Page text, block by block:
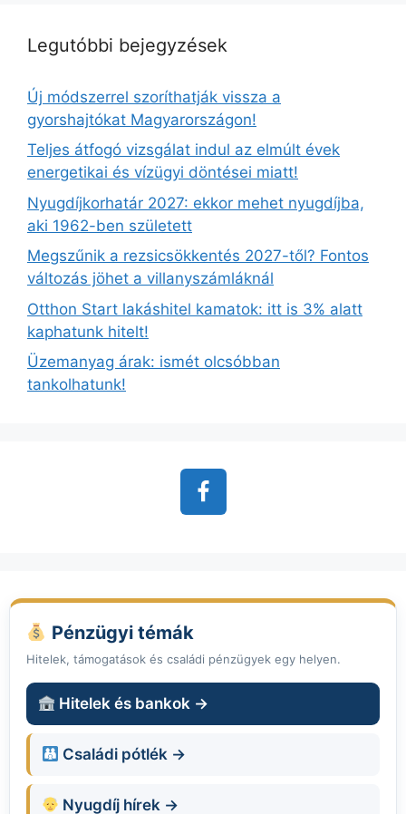
Legutóbbi bejegyzések
Új módszerrel szoríthatják vissza a
gyorshajtókat Magyarországon!
Teljes átfogó vizsgálat indul az elmúlt évek
energetikai és vízügyi döntései miatt!
Nyugdíjkorhatár 2027: ekkor mehet nyugdíjba,
aki 1962-ben született
Megszűnik a rezsicsökkentés 2027-től? Fontos
változás jöhet a villanyszámláknál
Otthon Start lakáshitel kamatok: itt is 3% alatt
kaphatunk hitelt!
Üzemanyag árak: ismét olcsóbban
tankolhatunk!
Pénzügyi témák
Hitelek, támogatások és családi pénzügyek egy helyen.
Hitelek és bankok →
Családi pótlék →
Nyugdíj hírek →